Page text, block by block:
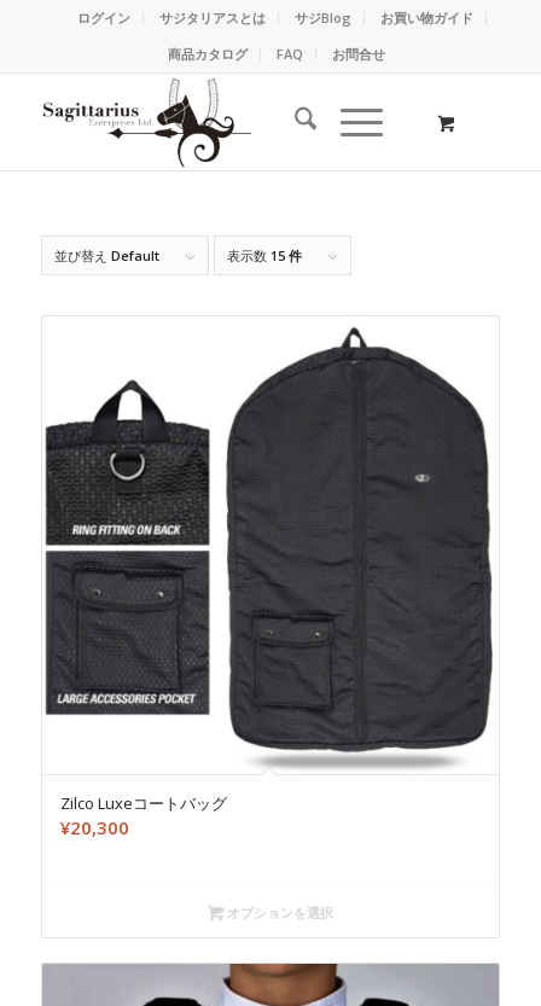
ログイン サジタリアスとは サジBlog
お買い物ガイド
商品カタログ
FAQ お問合せ
並び替え Default 表示数 15 件
Zilco Luxeコートバッグ
¥20,300
オプションを選択